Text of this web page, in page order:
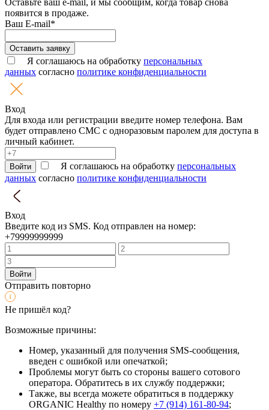
появится в продаже.
Ваш E-mail*
Оставить заявку
Я соглашаюсь на обработку персональных
данных согласно политике конфиденциальности
Вход
Для входа или регистрации введите номер телефона. Вам
будет отправлено СМС с одноразовым паролем для доступа в
личный кабинет.
Войти Я соглашаюсь на обработку персональных
данных согласно политике конфиденциальности
Вход
Введите код из SMS. Код отправлен на номер:
+79999999999
Войти
Отправить повторно
Не пришёл код?
Возможные причины:
Номер, указанный для получения SMS-сообщения,
введен с ошибкой или опечаткой;
Проблемы могут быть со стороны вашего сотового
оператора. Обратитесь в их службу поддержки;
Также, вы всегда можете обратиться в поддержку
ORGANIC Healthy по номеру +7 (914) 161-80-94;